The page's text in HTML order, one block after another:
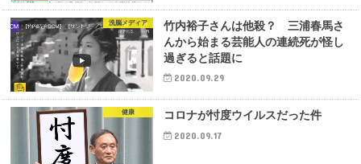
洗脳メディア
竹内裕子さんは他殺？ 三浦春馬さ
んから始まる芸能人の連続死が怪し
過ぎると話題に
2020.09.29
健康 コロナが忖度ウイルスだった件
2020.09.17